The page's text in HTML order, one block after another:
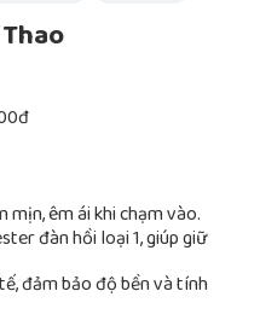
êm ái khi chạm vào.
đàn hồi loại 1, giúp giữ
đảm bảo độ bền và tính